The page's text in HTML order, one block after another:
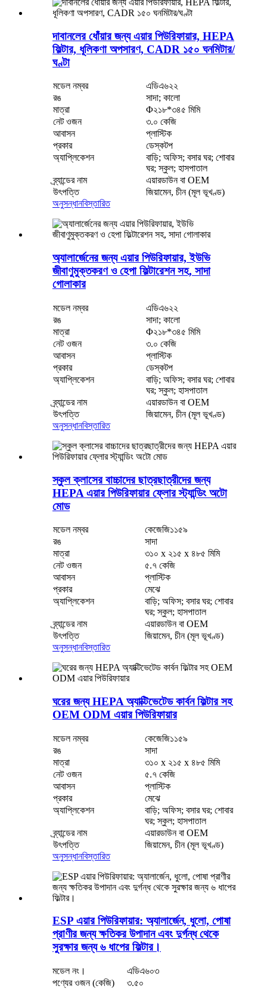
দাবানলের ধোঁয়ার জন্য এয়ার পিউরিফায়ার, HEPA
ফিল্টার, ধূলিকণা অপসারণ, CADR ১৫০ ঘনমিটার/
ঘণ্টা
মডেল নম্বর
এডিএ৬২২
রঙ
সাদা; কালো
মাত্রা
Φ২১৮*৩৪৫ মিমি
নেট ওজন
৩.০ কেজি
আবাসন
প্লাস্টিক
প্রকার
ডেস্কটপ
অ্যাপ্লিকেশন
বাড়ি; অফিস; বসার ঘর; শোবার
ঘর; স্কুল; হাসপাতাল
ব্র্যান্ডের নাম
এয়ারডাউন বা OEM
উৎপত্তি
জিয়ামেন, চীন (মূল ভূখণ্ড)
অনুসন্ধানবিস্তারিত
অ্যালার্জেনের জন্য এয়ার পিউরিফায়ার, ইউভি
জীবাণুমুক্তকরণ ও হেপা ফিল্টারেশন সহ, সাদা
গোলাকার
মডেল নম্বর
এডিএ৬২২
রঙ
সাদা; কালো
মাত্রা
Φ২১৮*৩৪৫ মিমি
নেট ওজন
৩.০ কেজি
আবাসন
প্লাস্টিক
প্রকার
ডেস্কটপ
অ্যাপ্লিকেশন
বাড়ি; অফিস; বসার ঘর; শোবার
ঘর; স্কুল; হাসপাতাল
ব্র্যান্ডের নাম
এয়ারডাউন বা OEM
উৎপত্তি
জিয়ামেন, চীন (মূল ভূখণ্ড)
অনুসন্ধানবিস্তারিত
স্কুল ক্লাসের বাচ্চাদের ছাত্রছাত্রীদের জন্য
HEPA এয়ার পিউরিফায়ার ফ্লোর স্ট্যান্ডিং অটো
মোড
মডেল নম্বর
কেজেজি১১৫৯
রঙ
সাদা
মাত্রা
৩১০ x ২১৫ x ৪৮৫ মিমি
নেট ওজন
৫.৭ কেজি
আবাসন
প্লাস্টিক
প্রকার
মেঝে
অ্যাপ্লিকেশন
বাড়ি; অফিস; বসার ঘর; শোবার
ঘর; স্কুল; হাসপাতাল
ব্র্যান্ডের নাম
এয়ারডাউন বা OEM
উৎপত্তি
জিয়ামেন, চীন (মূল ভূখণ্ড)
অনুসন্ধানবিস্তারিত
ঘরের জন্য HEPA অ্যাক্টিভেটেড কার্বন ফিল্টার সহ
OEM ODM এয়ার পিউরিফায়ার
মডেল নম্বর
কেজেজি১১৫৯
রঙ
সাদা
মাত্রা
৩১০ x ২১৫ x ৪৮৫ মিমি
নেট ওজন
৫.৭ কেজি
আবাসন
প্লাস্টিক
প্রকার
মেঝে
অ্যাপ্লিকেশন
বাড়ি; অফিস; বসার ঘর; শোবার
ঘর; স্কুল; হাসপাতাল
ব্র্যান্ডের নাম
এয়ারডাউন বা OEM
উৎপত্তি
জিয়ামেন, চীন (মূল ভূখণ্ড)
অনুসন্ধানবিস্তারিত
ESP এয়ার পিউরিফায়ার: অ্যালার্জেন, ধুলো, পোষা
প্রাণীর জন্য ক্ষতিকর উপাদান এবং দুর্গন্ধ থেকে
সুরক্ষার জন্য ৬ ধাপের ফিল্টার।
মডেল নং।
এডিএ৬০৩
পণ্যের ওজন (কেজি)
৩.৫০